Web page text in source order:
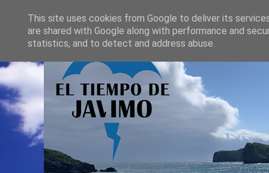
This site uses cookies from Google to deliver its
are shared with Google along with performance and
statistics, and to detect and address abuse.